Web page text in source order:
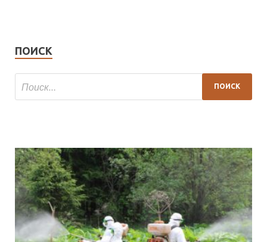
ПОИСК